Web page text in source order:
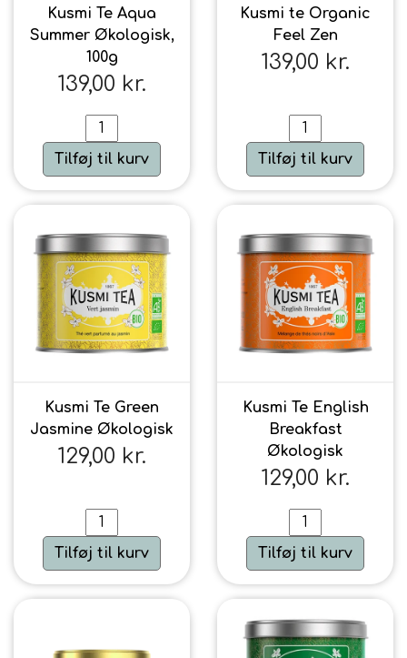
Kusmi Te Aqua
Summer Økologisk,
100g
139,00 kr.
Tilføj til kurv
Kusmi te Organic
Feel Zen
139,00 kr.
Tilføj til kurv
Kusmi Te Green
Jasmine Økologisk
129,00 kr.
Tilføj til kurv
Kusmi Te English
Breakfast
Økologisk
129,00 kr.
Tilføj til kurv